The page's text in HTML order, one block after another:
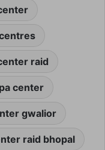
raid
center
gwalior
raid bhopal